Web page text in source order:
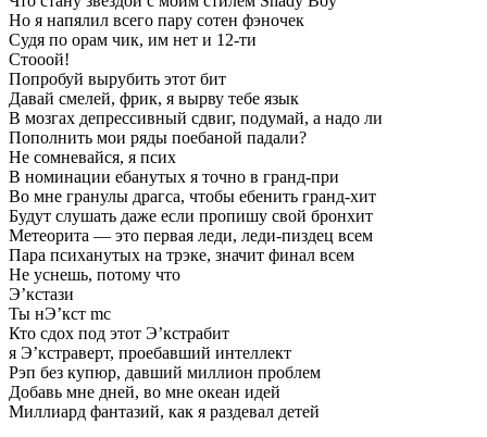
Но я напялил всего пару сотен фэночек
Судя по орам чик, им нет и 12-ти
Стооой!
Попробуй вырубить этот бит
Давай смелей, фрик, я вырву тебе язык
В мозгах депрессивный сдвиг, подумай, а надо ли
Пополнить мои ряды поебаной падали?
Не сомневайся, я псих
В номинации ебанутых я точно в гранд-при
Во мне гранулы драгса, чтобы ебенить гранд-хит
Будут слушать даже если пропишу свой бронхит
Метеорита — это первая леди, леди-пиздец всем
Пара психанутых на трэке, значит финал всем
Не уснешь, потому что
Э’кстази
Ты нЭ’кст mc
Кто сдох под этот Э’кстрабит
я Э’кстраверт, проебавший интеллект
Рэп без купюр, давший миллион проблем
Добавь мне дней, во мне океан идей
Миллиард фантазий, как я раздевал детей